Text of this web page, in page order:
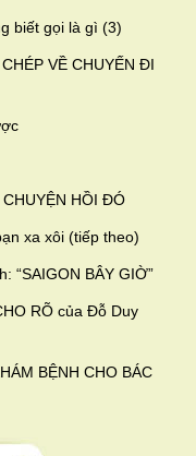
biết gọi là gì (3)
VỀ CHUYẾN ĐI
HỒI ĐÓ
xa xôi (tiếp theo)
“SAIGON BÂY GIỜ”
RÕ của Đỗ Duy
BỆNH CHO BÁC